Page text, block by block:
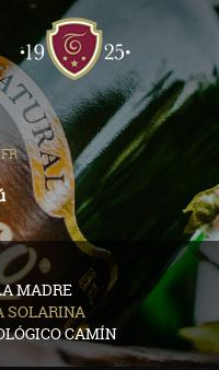
FR
Toggle
navigation
MADRE
SOLARINA
CAMÍN